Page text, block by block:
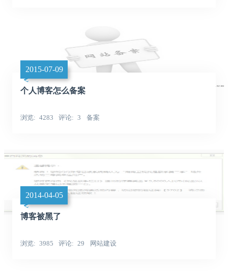
2015-07-09
个人博客怎么备案
浏览 4283 评论 3 备案
2014-04-05
博客被黑了
浏览 3985 评论 29 网站建设